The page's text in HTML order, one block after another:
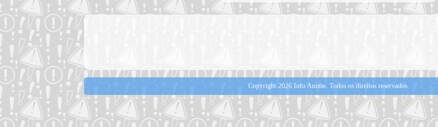
Copyright 2026 Info Anime. Todos os direitos reservados.